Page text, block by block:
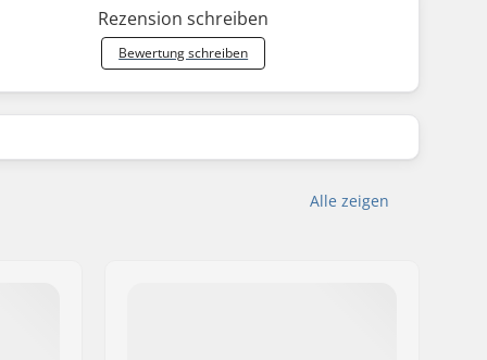
Rezension schreiben
Bewertung schreiben
Alle zeigen